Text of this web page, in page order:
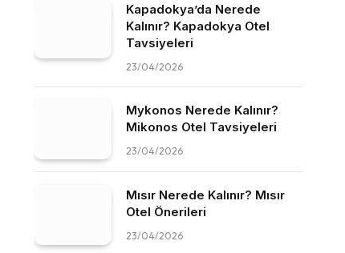
Kapadokya’da Nerede
Kalınır? Kapadokya Otel
Tavsiyeleri
23/04/2026
Mykonos Nerede Kalınır?
Mikonos Otel Tavsiyeleri
23/04/2026
Mısır Nerede Kalınır? Mısır
Otel Önerileri
23/04/2026